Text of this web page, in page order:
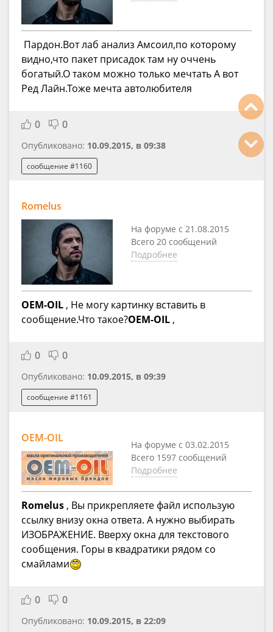
Пардон.Вот лаб анализ Амсоил,по которому
видно,что пакет присадок там ну оччень
богатый.О таком можно только мечтать А вот
Ред Лайн.Тоже мечта автолюбителя
0 0
Опубликовано: 10.09.2015, в 09:38
сообщение #1160
Romelus
На форуме с 21.08.2015
Всего 20 сообщений
Подробнее
OEM-OIL , Не могу картинку вставить в
сообщение.Что такое?OEM-OIL ,
0 0
Опубликовано: 10.09.2015, в 09:39
сообщение #1161
OEM-OIL
На форуме с 03.02.2015
Всего 1597 сообщений
Подробнее
Romelus , Вы прикрепляете файл использую
ссылку внизу окна ответа. А нужно выбирать
ИЗОБРАЖЕНИЕ. Вверху окна для текстового
сообщения. Горы в квадратики рядом со
смайлами
0 0
Опубликовано: 10.09.2015, в 22:09